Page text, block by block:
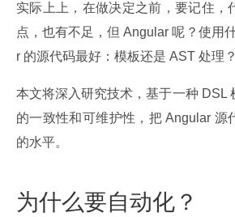
实际上上，在做决定之前，要记住，
点，也有不足，但 Angular 呢？使用
r 的源代码最好：模板还是 AST 处理？
本文将深入研究技术，基于一种 DSL
的一致性和可维护性，把 Angular 源
的水平。
为什么要自动化？